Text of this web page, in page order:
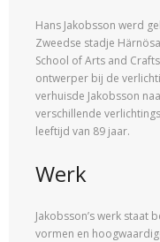
Hans Jakobsson werd
Zweedse stadje
School of Arts and
ontwerper bij de
verhuisde Jakobsson
verschillende
leeftijd van 89 jaar.
Werk
Jakobsson’s werk staat
vormen en